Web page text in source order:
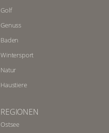
Golf
Genuss
Baden
Wintersport
Natur
Haustiere
REGIONEN
Ostsee